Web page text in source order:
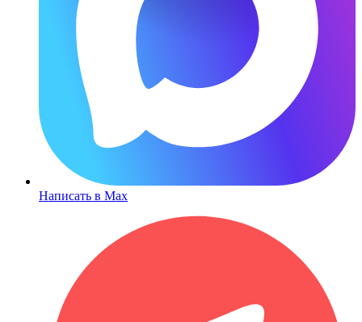
Написать в Max